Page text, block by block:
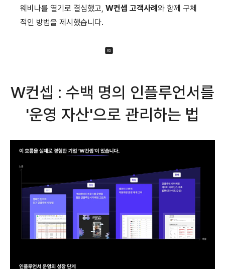
웨비나를 열기로 결심했고, W컨셉 고객사례 와 함께 구체
적인 방법을 제시했습니다.
W컨셉 : 수백 명의 인플루언서를
'운영 자산'으로 관리하는 법